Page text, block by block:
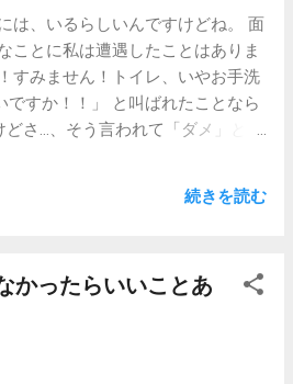
かありません。 しかし、そこは採
働くわけではありませんから、自
相性、架空のお客さんとの相性、
相性をもとに基準をつくり点数を
決定していくのです。 つまり何
採用担当者」って...
ないような気もするのですが、仕
」ってわけにはいきませんから
きな服を着てもらってもいいんで
け止め方はそれぞれなので、「多
えない服装」を目指すと、スー
ン好きな方、特にオフィスカジュ
ない女性にとっては、結構ストレ
マンションの12階暮らしだと
けではありませんが、「北海道
難しいです。 コダワリのある方
は、いるらしいんですけどね。 面
ことに私は遭遇したことはありま
すみません！トイレ、いやお手洗
ですか！！」 と叫ばれたことなら
さ…、そう言われて「ダメ」とは
ったからって、選考を落とすわけ
時間ギリギリであったとしても、
。事前にね。 受付をする前にト
＜ 漏らす です。被害の大き
続きを読む
かったらいいことあ